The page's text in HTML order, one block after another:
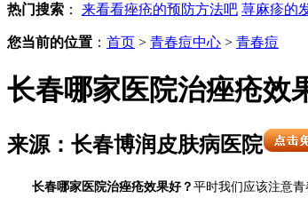
热门搜索 ： 来看看痤疮的预防方法吧 荨麻疹的
您当前的位置 ： 首页 > 青春痘中心 > 青春痘
长春哪家医院治痤疮效
来源：长春博润皮肤病医院
长春哪家医院治痤疮效果好？ 平时我们应该注意